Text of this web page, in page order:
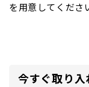
を用意してくださ
今すぐ取り